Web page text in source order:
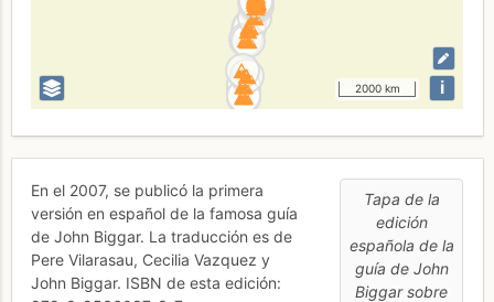
2000 km i
Tapa de la
edición
española de la
guía de John
Biggar sobre
En el 2007, se publicó la primera
versión en español de la famosa guía
de John Biggar. La traducción es de
Pere Vilarasau, Cecilia Vazquez y
John Biggar. ISBN de esta edición: